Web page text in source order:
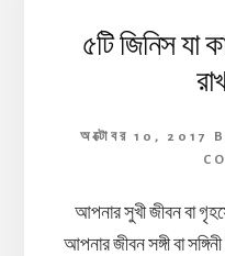
৫টি জিনিস যা
অক্টোবর 10, 2017
আপনার সুখী জীবন বা
আপনার জীবন সঙ্গী বা